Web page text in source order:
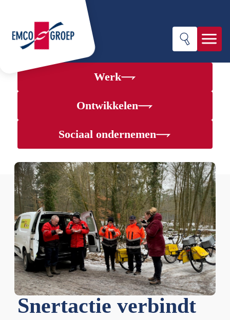
Werk
Over EMCO-groep
Werksoorten & Diensten
Industrieel
Elektromontage
Facilitair
Samenwerken
Werken bij
Snertactie verbindt
Werk
Ontwikkelen
Sociaal ondernemen